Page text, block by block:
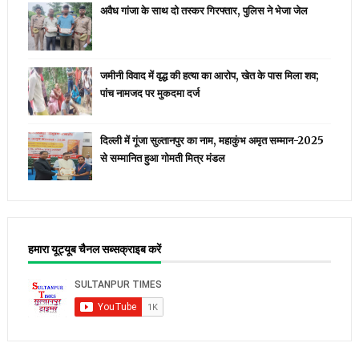
अवैध गांजा के साथ दो तस्कर गिरफ्तार, पुलिस ने भेजा जेल
जमीनी विवाद में वृद्ध की हत्या का आरोप, खेत के पास मिला शव;
पांच नामजद पर मुकदमा दर्ज
दिल्ली में गूंजा सुल्तानपुर का नाम, महाकुंभ अमृत सम्मान-2025
से सम्मानित हुआ गोमती मित्र मंडल
हमारा यूट्यूब चैनल सब्सक्राइब करें